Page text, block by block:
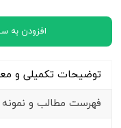
افزودن به
توضیحات تکمیلی و
فهرست مطالب و